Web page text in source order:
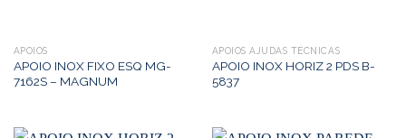
APOIOS
APOIO INOX FIXO ESQ MG-
7162S – MAGNUM
APOIOS AJUDAS TÉCNICAS
APOIO INOX HORIZ 2 PDS B-
5837